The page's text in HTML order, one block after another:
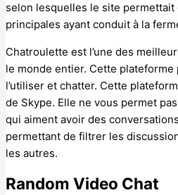
selon lesquelles le site
principales ayant conduit à la
Chatroulette est l’une des
le monde entier. Cette
l’utiliser et chatter. Cette
de Skype. Elle ne vous permet
qui aiment avoir des
permettant de filtrer les
les autres.
Random Video Chat